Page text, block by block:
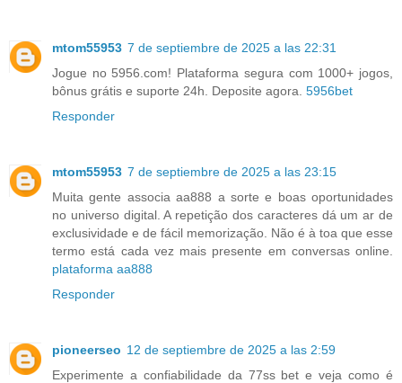
mtom55953 7 de septiembre de 2025 a las 22:31
Jogue no 5956.com! Plataforma segura com 1000+ jogos,
bônus grátis e suporte 24h. Deposite agora. 5956bet
Responder
mtom55953 7 de septiembre de 2025 a las 23:15
Muita gente associa aa888 a sorte e boas oportunidades
no universo digital. A repetição dos caracteres dá um ar de
exclusividade e de fácil memorização. Não é à toa que esse
termo está cada vez mais presente em conversas online.
plataforma aa888
Responder
pioneerseo 12 de septiembre de 2025 a las 2:59
Experimente a confiabilidade da 77ss bet e veja como é